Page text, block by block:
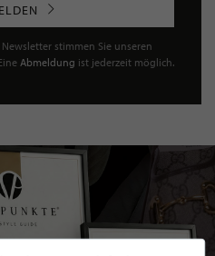
stimmen Sie unseren
Abmeldung ist jederzeit möglich.